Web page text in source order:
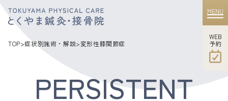
MENU
WEB
​​​​​​​予約
TOP>症状別施術・解説>変形性膝関節症